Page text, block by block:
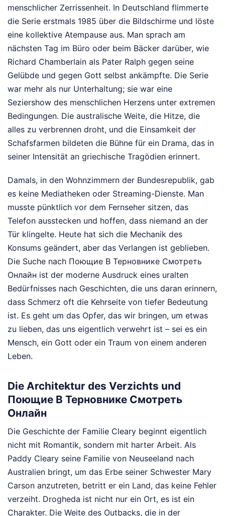
menschlicher Zerrissenheit. In Deutschland flimmerte
die Serie erstmals 1985 über die Bildschirme und löste
eine kollektive Atempause aus. Man sprach am
nächsten Tag im Büro oder beim Bäcker darüber, wie
Richard Chamberlain als Pater Ralph gegen seine
Gelübde und gegen Gott selbst ankämpfte. Die Serie
war mehr als nur Unterhaltung; sie war eine
Seziershow des menschlichen Herzens unter extremen
Bedingungen. Die australische Weite, die Hitze, die
alles zu verbrennen droht, und die Einsamkeit der
Schafsfarmen bildeten die Bühne für ein Drama, das in
seiner Intensität an griechische Tragödien erinnert.
Damals, in den Wohnzimmern der Bundesrepublik, gab
es keine Mediatheken oder Streaming-Dienste. Man
musste pünktlich vor dem Fernseher sitzen, das
Telefon ausstecken und hoffen, dass niemand an der
Tür klingelte. Heute hat sich die Mechanik des
Konsums geändert, aber das Verlangen ist geblieben.
Die Suche nach Поющие В Терновнике Смотреть
Онлайн ist der moderne Ausdruck eines uralten
Bedürfnisses nach Geschichten, die uns daran erinnern,
dass Schmerz oft die Kehrseite von tiefer Bedeutung
ist. Es geht um das Opfer, das wir bringen, um etwas
zu lieben, das uns eigentlich verwehrt ist – sei es ein
Mensch, ein Gott oder ein Traum von einem anderen
Leben.
Die Architektur des Verzichts und
Поющие В Терновнике Смотреть
Онлайн
Die Geschichte der Familie Cleary beginnt eigentlich
nicht mit Romantik, sondern mit harter Arbeit. Als
Paddy Cleary seine Familie von Neuseeland nach
Australien bringt, um das Erbe seiner Schwester Mary
Carson anzutreten, betritt er ein Land, das keine Fehler
verzeiht. Drogheda ist nicht nur ein Ort, es ist ein
Charakter. Die Weite des Outbacks, die in der